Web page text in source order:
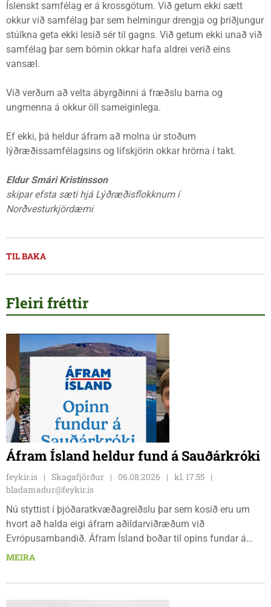
Íslenskt samfélag er á krossgötum. Við getum ekki sætt
okkur við samfélag þar sem helmingur drengja og þriðjungur
stúlkna geta ekki lesið sér til gagns. Við getum ekki unað við
samfélag þar sem börnin okkar hafa aldrei verið eins
vansæl.
Við verðum að velta ábyrgðinni á fræðslu barna og
ungmenna á okkur öll sameiginlega.
Ef ekki, þá heldur áfram að molna úr stoðum
lýðræðissamfélagsins og lífskjörin okkar hrörna í takt.
Eldur Smári Kristinsson
skipar efsta sæti hjá Lýðræðisflokknum í
Norðvesturkjördæmi
TIL BAKA
Fleiri fréttir
Áfram Ísland heldur fund á Sauðárkróki
feykir.is Skagafjörður 06.08.2026
kl. 17.55
bladamadur@feykir.is
Nú styttist í þjóðaratkvæðagreiðslu þar sem kosið eru um
hvort að halda eigi áfram aðildarviðræðum við
Evrópusambandið. Áfram Ísland boðar til opins fundar á
Frímúrarasalnum Borgarmýri 1 á Sauðarkróki, laugardaginn
nauðsynleg.
MEIRA